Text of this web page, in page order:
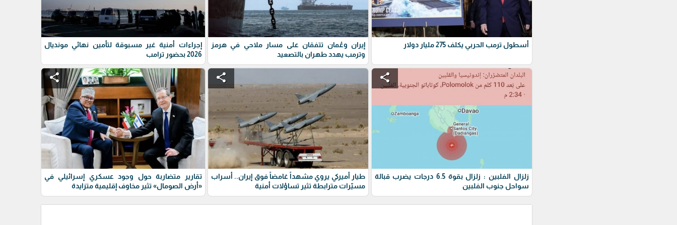
أسطول ترمب الحربي يكلف 275 مليار دولار
إيران وعُمان تتفقان على مسار ملاحي في هرمز
وترمب يهدد طهران بالتصعيد
إجراءات أمنية غير مسبوقة لتأمين نهائي مونديال
2026 بحضور ترامب
share
زلزال الفلبين : زلزال بقوة 6.5 درجات يضرب قبالة
سواحل جنوب الفلبين
share
طيار أميركي يروي مشهداً غامضاً فوق إيران.. أسراب
مسيّرات مترابطة تثير تساؤلات أمنية
share
تقارير متضاربة حول وجود عسكري إسرائيلي في
«أرض الصومال» تثير مخاوف إقليمية متزايدة